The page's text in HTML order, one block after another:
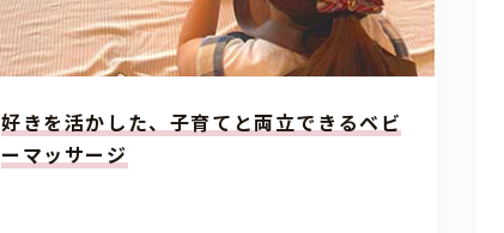
好きを活かした、子育てと両立できるベビ
ーマッサージ